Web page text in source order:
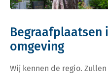
Begraafplaatsen
omgeving
Wij kennen de regio.